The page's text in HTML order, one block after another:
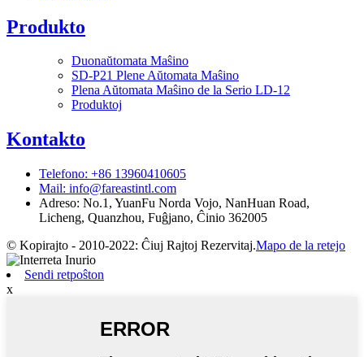
Produkto
Duonaŭtomata Maŝino
SD-P21 Plene Aŭtomata Maŝino
Plena Aŭtomata Maŝino de la Serio LD-12
Produktoj
Kontakto
Telefono: +86 13960410605
Mail: info@fareastintl.com
Adreso: No.1, YuanFu Norda Vojo, NanHuan Road,
Licheng, Quanzhou, Fuĝjano, Ĉinio 362005
© Kopirajto - 2010-2022: Ĉiuj Rajtoj Rezervitaj.Mapo de la retejo
Sendi retpoŝton
x